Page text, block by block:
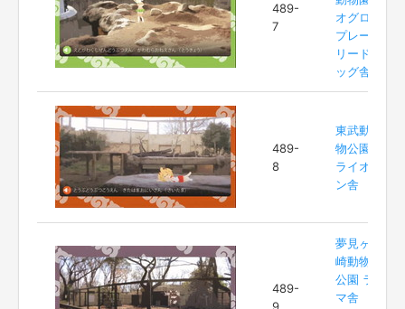
489-
7
オグロ
プレー
リード
ッグ舎
489-
8
東武動
物公園
ライオ
ン舎
489-
夢見ヶ
崎動物
公園 ラ
マ舎